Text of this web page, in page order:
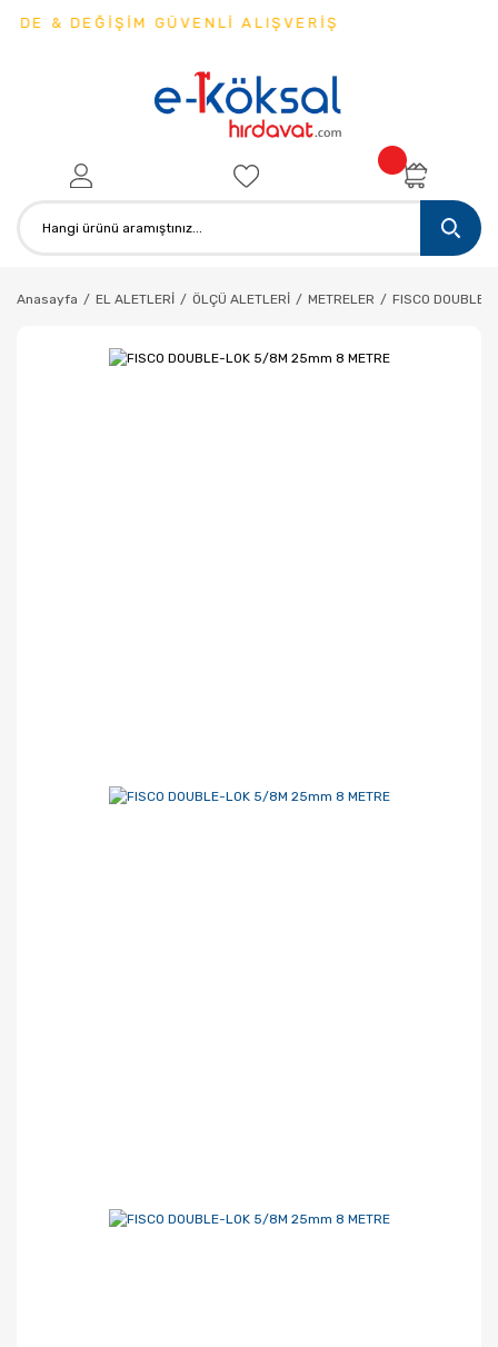
& DEĞİŞİM GÜVENLİ ALIŞVERİŞ
Anasayfa EL ALETLERİ ÖLÇÜ ALETLERİ METRELER FISCO